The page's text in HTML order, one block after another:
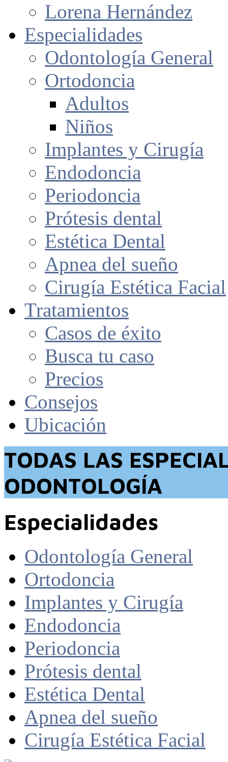
Lorena Hernández
Especialidades
Odontología General
Ortodoncia
Adultos
Niños
Implantes y Cirugía
Endodoncia
Periodoncia
Prótesis dental
Estética Dental
Apnea del sueño
Cirugía Estética Facial
Tratamientos
Casos de éxito
Busca tu caso
Precios
Consejos
Ubicación
TODAS LAS
ODONTOLOGÍA
Especialidades
Odontología General
Ortodoncia
Implantes y Cirugía
Endodoncia
Periodoncia
Prótesis dental
Estética Dental
Apnea del sueño
Cirugía Estética Facial